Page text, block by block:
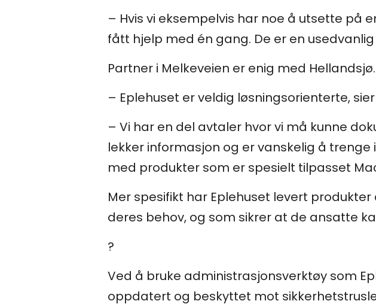
– Hvis vi eksempelvis har noe å utsette på
fått hjelp med én gang. De er en
Partner i Melkeveien er enig med Hellandsjø.
– Eplehuset er veldig løsningsorienterte,
– Vi har en del avtaler hvor vi må kunne
lekker informasjon og er vanskelig å
med produkter som er spesielt tilpasset
Mer spesifikt har Eplehuset levert
deres behov, og som sikrer at de ansatte
?
Ved å bruke administrasjonsverktøy som
oppdatert og beskyttet mot